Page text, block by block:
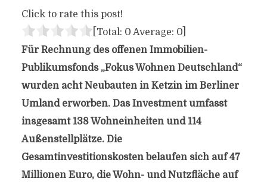
Click to rate this post!
[Total: 0 Average: 0]
Für Rechnung des offenen Immobilien-
Publikumsfonds „Fokus Wohnen Deutschland“
wurden acht Neubauten in Ketzin im Berliner
Umland erworben. Das Investment umfasst
insgesamt 138 Wohneinheiten und 114
Außenstellplätze. Die
Gesamtinvestitionskosten belaufen sich auf 47
Millionen Euro, die Wohn- und Nutzfläche auf